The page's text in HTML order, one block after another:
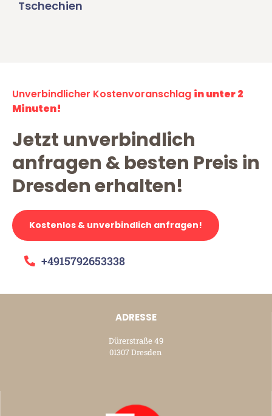
Tschechien
Unverbindlicher Kostenvoranschlag in unter 2
Minuten!
Jetzt unverbindlich
anfragen & besten Preis in
Dresden erhalten!
Kostenlos & unverbindlich anfragen!
+4915792653338
ADRESSE
Dürerstraße 49
01307 Dresden